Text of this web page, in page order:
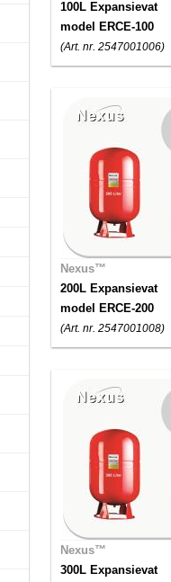
100L Expansievat
model ERCE-100
(Art. nr. 2547001006)
Nexus™
200L Expansievat
model ERCE-200
(Art. nr. 2547001008)
Nexus™
300L Expansievat